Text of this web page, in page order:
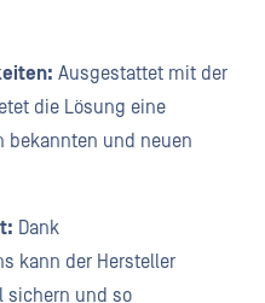
Ausgestattet mit der
die Lösung eine
bekannten und neuen
Dank
kann der Hersteller
sichern und so